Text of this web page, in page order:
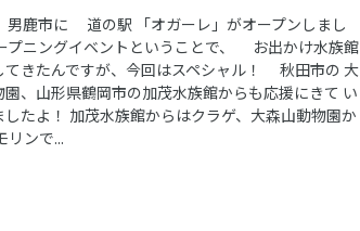
男鹿市に 道の駅 「オガーレ」がオープンしまし
プニングイベントということで、 お出かけ水族館
てきたんですが、今回はスペシャル！ 秋田市の 大
園、山形県鶴岡市の加茂水族館からも応援にきて い
したよ！ 加茂水族館からはクラゲ、大森山動物園か
リンで...